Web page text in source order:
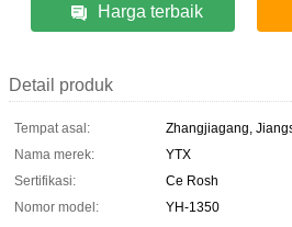
Harga terbaik
Detail produk
Tempat asal:
Zhangjiagang,
Nama merek:
YTX
Sertifikasi:
Ce Rosh
Nomor model:
YH-1350